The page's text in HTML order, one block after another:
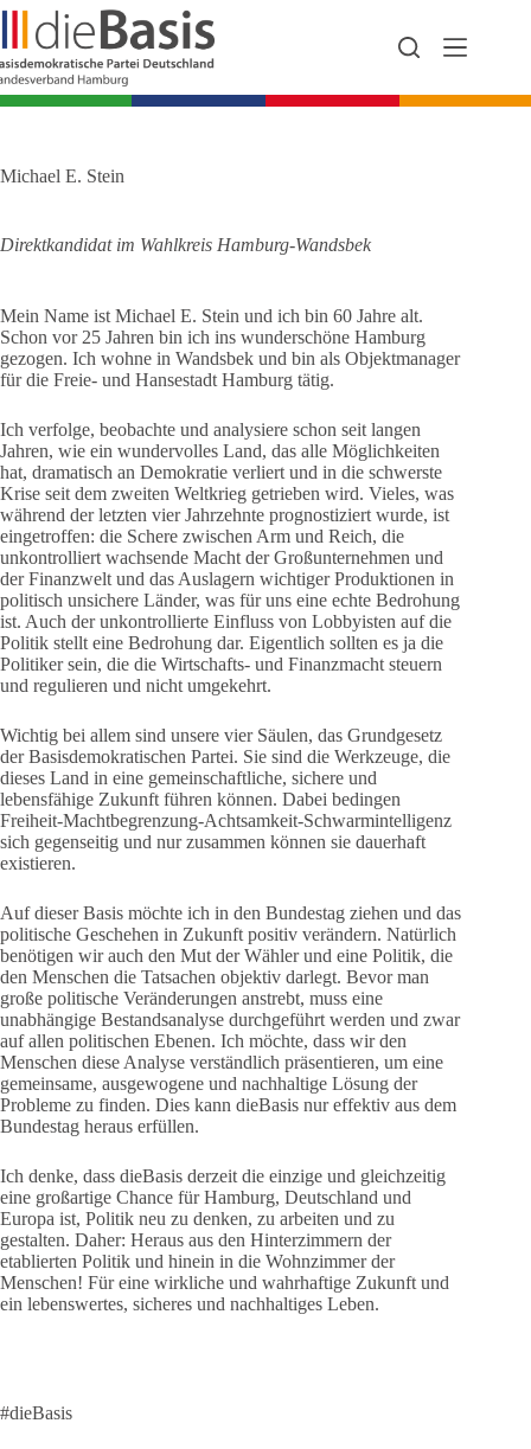
Zum
Inhalt
springen
Michael E. Stein
Direktkandidat im Wahlkreis Hamburg-Wandsbek
Mein Name ist Michael E. Stein und ich bin 60 Jahre alt.
Schon vor 25 Jahren bin ich ins wunderschöne Hamburg
gezogen. Ich wohne in Wandsbek und bin als Objektmanager
für die Freie- und Hansestadt Hamburg tätig.
Ich verfolge, beobachte und analysiere schon seit langen
Jahren, wie ein wundervolles Land, das alle Möglichkeiten
hat, dramatisch an Demokratie verliert und in die schwerste
Krise seit dem zweiten Weltkrieg getrieben wird. Vieles, was
während der letzten vier Jahrzehnte prognostiziert wurde, ist
eingetroffen: die Schere zwischen Arm und Reich, die
unkontrolliert wachsende Macht der Großunternehmen und
der Finanzwelt und das Auslagern wichtiger Produktionen in
politisch unsichere Länder, was für uns eine echte Bedrohung
ist. Auch der unkontrollierte Einfluss von Lobbyisten auf die
Politik stellt eine Bedrohung dar. Eigentlich sollten es ja die
Politiker sein, die die Wirtschafts- und Finanzmacht steuern
und regulieren und nicht umgekehrt.
Wichtig bei allem sind unsere vier Säulen, das Grundgesetz
der Basisdemokratischen Partei. Sie sind die Werkzeuge, die
dieses Land in eine gemeinschaftliche, sichere und
lebensfähige Zukunft führen können. Dabei bedingen
Freiheit-Machtbegrenzung-Achtsamkeit-Schwarmintelligenz
sich gegenseitig und nur zusammen können sie dauerhaft
existieren.
Auf dieser Basis möchte ich in den Bundestag ziehen und das
politische Geschehen in Zukunft positiv verändern. Natürlich
benötigen wir auch den Mut der Wähler und eine Politik, die
den Menschen die Tatsachen objektiv darlegt. Bevor man
große politische Veränderungen anstrebt, muss eine
unabhängige Bestandsanalyse durchgeführt werden und zwar
auf allen politischen Ebenen. Ich möchte, dass wir den
Menschen diese Analyse verständlich präsentieren, um eine
gemeinsame, ausgewogene und nachhaltige Lösung der
Probleme zu finden. Dies kann dieBasis nur effektiv aus dem
Bundestag heraus erfüllen.
Ich denke, dass dieBasis derzeit die einzige und gleichzeitig
eine großartige Chance für Hamburg, Deutschland und
Europa ist, Politik neu zu denken, zu arbeiten und zu
gestalten. Daher: Heraus aus den Hinterzimmern der
etablierten Politik und hinein in die Wohnzimmer der
Menschen! Für eine wirkliche und wahrhaftige Zukunft und
ein lebenswertes, sicheres und nachhaltiges Leben.
#dieBasis